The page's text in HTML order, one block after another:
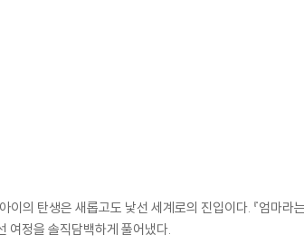
의 탄생은 새롭고도 낯선 세계로의 진입이다. 『엄마라
여정을 솔직담백하게 풀어냈다.